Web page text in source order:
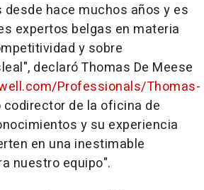
desde hace muchos años y es
expertos belgas en materia
y sobre
declaró Thomas De Meese
Professionals/Thomas-
codirector de la oficina de
y su experiencia
en una inestimable
nuestro equipo".